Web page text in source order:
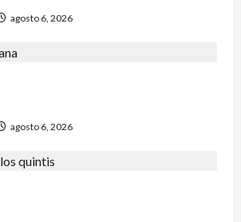
agosto 6, 2026
agosto 6, 2026